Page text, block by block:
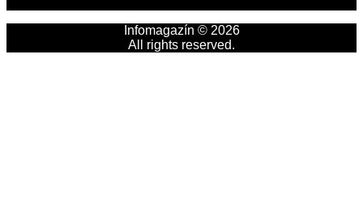
Infomagazín © 2026
All rights reserved.